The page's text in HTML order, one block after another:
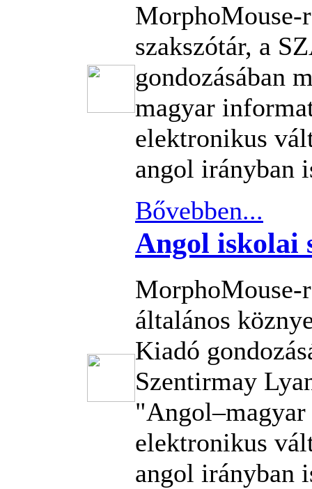
MorphoMouse-
szakszótár, a
gondozásában
magyar
elektronikus
angol irányban
Bővebben...
Angol iskolai
MorphoMouse-
általános
Kiadó
Szentirmay
elektronikus
angol irányban